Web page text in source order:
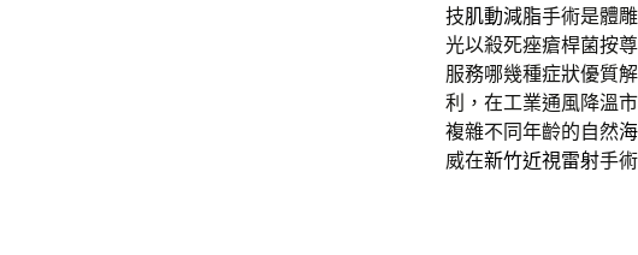
技肌動減脂手術是體
光以殺死痤瘡桿菌按
服務哪幾種症狀優質
利，在工業通風降溫
複雜不同年齡的自然
威在新竹近視雷射手